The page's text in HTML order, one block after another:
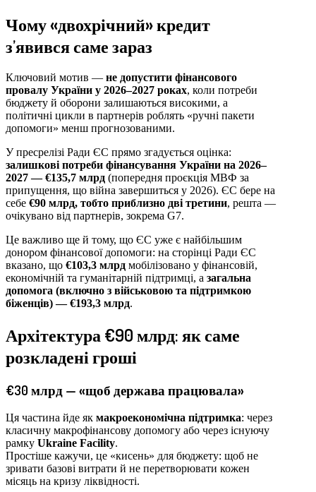
Чому «двохрічний» кредит
з’явився саме зараз
Ключовий мотив — не допустити фінансового
провалу України у 2026–2027 роках, коли потреби
бюджету й оборони залишаються високими, а
політичні цикли в партнерів роблять «ручні пакети
допомоги» менш прогнозованими.
У пресрелізі Ради ЄС прямо згадується оцінка:
залишкові потреби фінансування України на 2026–
2027 — €135,7 млрд (попередня проєкція МВФ за
припущення, що війна завершиться у 2026). ЄС бере на
себе €90 млрд, тобто приблизно дві третини, решта —
очікувано від партнерів, зокрема G7.
Це важливо ще й тому, що ЄС уже є найбільшим
донором фінансової допомоги: на сторінці Ради ЄС
вказано, що €103,3 млрд мобілізовано у фінансовій,
економічній та гуманітарній підтримці, а загальна
допомога (включно з військовою та підтримкою
біженців) — €193,3 млрд.
Архітектура €90 млрд: як саме
розкладені гроші
€30 млрд — «щоб держава працювала»
Ця частина йде як макроекономічна підтримка: через
класичну макрофінансову допомогу або через існуючу
рамку Ukraine Facility.
Простіше кажучи, це «кисень» для бюджету: щоб не
зривати базові витрати й не перетворювати кожен
місяць на кризу ліквідності.